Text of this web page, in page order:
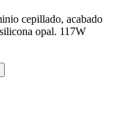
cepillado, acabado
opal. 117W